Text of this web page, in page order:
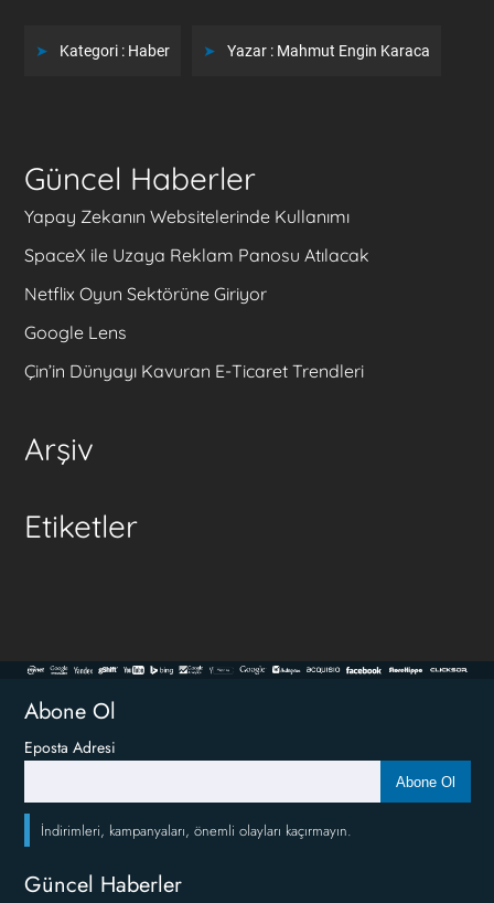
Kategori : Haber Yazar : Mahmut Engin Karaca
Güncel Haberler
Yapay Zekanın Websitelerinde Kullanımı
SpaceX ile Uzaya Reklam Panosu Atılacak
Netflix Oyun Sektörüne Giriyor
Google Lens
Çin’in Dünyayı Kavuran E-Ticaret Trendleri
Arşiv
Etiketler
Abone Ol
Eposta Adresi
Abone Ol
İndirimleri, kampanyaları, önemli olayları kaçırmayın.
Güncel Haberler